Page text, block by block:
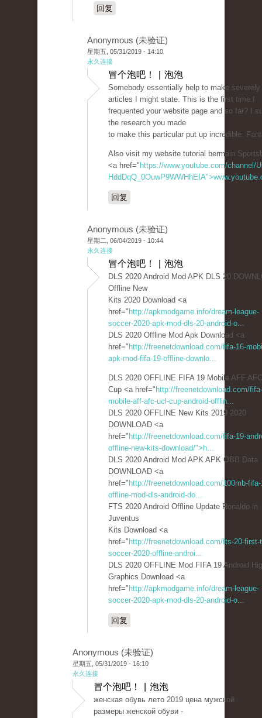
回复
Anonymous (未验证)
星期五, 05/31/2019 - 14:10
永久连接
冒个泡吧！ | 泡泡
Somebody essentially help to make severely
articles I might state. This is the first time I
frequented your website page and so far? I
the research you made
to make this particular put up incredible.
Also visit my website tutorial bermain
<a href=" https://www.youtube.com/channel/
回复
Anonymous (未验证)
星期二, 06/04/2019 - 10:44
永久连接
冒个泡吧！ | 泡泡
DLS 2020 Android Mod APK DLS 20
Offline New
Kits 2020 Download <a
href=" http://apkmodgame.info/dream-league-
soccer-2020-apk-mod-dls-20-android-o...
DLS 2020 Offline Mod Apk Download <a
href=" http://freenetdownload.com/fifa-16-
apk-mod-fifa-19-offline-downlo...
DLS 2020 OFFLINE FIFA 19 Mobile AFF
Cup <a href=" http://freenetdownload.com/
mobile-aff-afc-ucl-cup-android-offlin...
DLS 2020 OFFLINE New Kits 2019 2020
DOWNLOAD <a
href=" http://freenetdownload.com/fifa-19-
offline-new-kits-download/">h...
DLS 2020 Android Mod APK APK OBB Data
DOWNLOAD <a
href=" http://freenetdownload.com/100mb-
offline-mod-dls-android-do...
FTS 2020 Android Offline Update Ronaldo in
Juventus
Kits Download <a
href=" http://freenetdownload.com/fts-20-first-
soccer-2020-offline-androi...
DLS 2020 OFFLINE Mod FIFA 19 Android
Graphics Download <a
href=" http://apkmodgame.info/dream-league-
soccer-2020-apk-mod-dls-20-android-o...
回复
Anonymous (未验证)
星期五, 05/31/2019 - 16:10
永久连接
冒个泡吧！ | 泡泡
женская обувь лето 2019 цена мужской
размеры женской обуви -